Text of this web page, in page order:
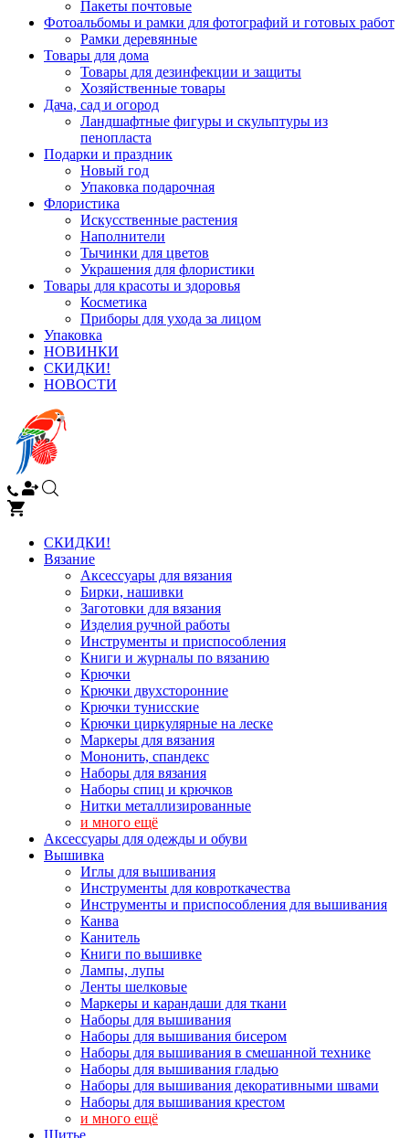
Пакеты почтовые
Фотоальбомы и рамки для фотографий и готовых работ
Рамки деревянные
Товары для дома
Товары для дезинфекции и защиты
Хозяйственные товары
Дача, сад и огород
Ландшафтные фигуры и скульптуры из
пенопласта
Подарки и праздник
Новый год
Упаковка подарочная
Флористика
Искусственные растения
Наполнители
Тычинки для цветов
Украшения для флористики
Товары для красоты и здоровья
Косметика
Приборы для ухода за лицом
Упаковка
НОВИНКИ
СКИДКИ!
НОВОСТИ
СКИДКИ!
Вязание
Аксессуары для вязания
Бирки, нашивки
Заготовки для вязания
Изделия ручной работы
Инструменты и приспособления
Книги и журналы по вязанию
Крючки
Крючки двухсторонние
Крючки тунисские
Крючки циркулярные на леске
Маркеры для вязания
Мононить, спандекс
Наборы для вязания
Наборы спиц и крючков
Нитки металлизированные
и много ещё
Аксессуары для одежды и обуви
Вышивка
Иглы для вышивания
Инструменты для ковроткачества
Инструменты и приспособления для вышивания
Канва
Канитель
Книги по вышивке
Лампы, лупы
Ленты шелковые
Маркеры и карандаши для ткани
Наборы для вышивания
Наборы для вышивания бисером
Наборы для вышивания в смешанной технике
Наборы для вышивания гладью
Наборы для вышивания декоративными швами
Наборы для вышивания крестом
и много ещё
Шитье